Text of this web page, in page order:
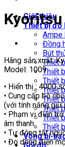
Giới thiệu
Thiết bị đo
Ampe
Đồng
Bút
Thiết
Thiết
Thiết
Thiết
Thiết
Thiết
Thiết
Thiết
Vòng bi-
Hãng sản xuất:
Model: 1009
• Hiển thị : 4000
• Cung cấp bộ
(với tính năng giữ
• Phạm vi điện
âm thanh.
• Tự động tắt
• Đo dòng điện